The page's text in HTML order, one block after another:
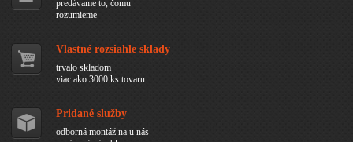
predávame to, čomu
rozumieme
Vlastné rozsiahle sklady
trvalo skladom
viac ako 3000 ks tovaru
Pridané služby
odborná montáž na u nás